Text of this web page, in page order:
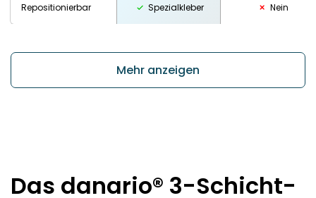
Repositionierbar Spezialkleber Nein
Mehr anzeigen
Das danario® 3-Schicht-